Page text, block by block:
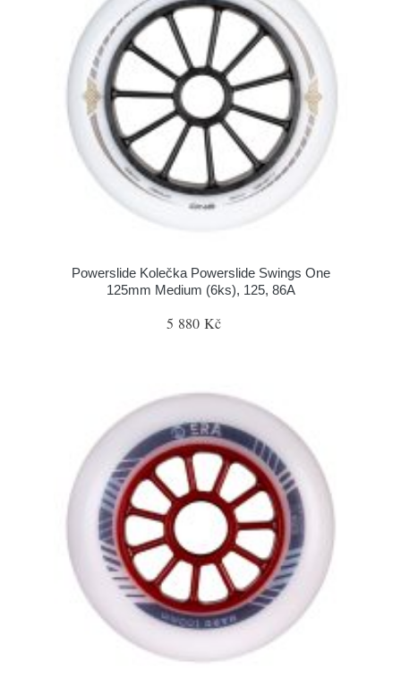
Powerslide Kolečka Powerslide Swings One
125mm Medium (6ks), 125, 86A
5 880 Kč